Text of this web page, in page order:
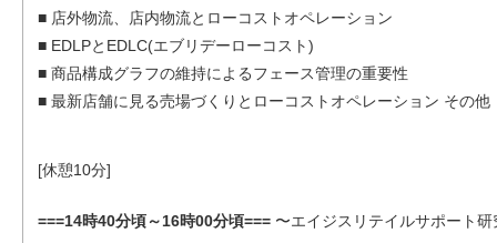
■ 店外物流、店内物流とローコストオペレーション
■ EDLPとEDLC(エブリデーローコスト)
■ 商品構成グラフの維持によるフェース管理の重要性
■ 最新店舗に見る売場づくりとローコストオペレーション その他
[休憩10分]
===14時40分頃～16時00分頃=== 〜エイジスリテイルサポート